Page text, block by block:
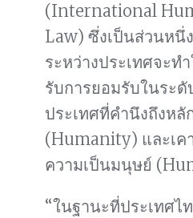
(International
Law) ซึ่งเป็นส่วนหนึ่
ระหว่างประเทศจะท
รับการยอมรับในระดั
ประเทศที่คำนึงถึงห
(Humanity) และเค
ความเป็นมนุษย์
“ในฐานะที่ประเทศไ